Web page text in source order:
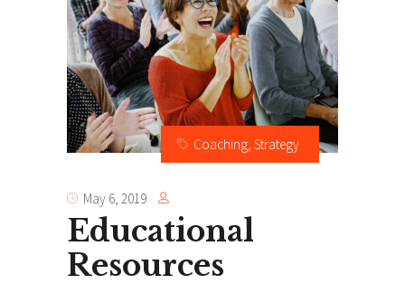
Coaching, Strategy
May 6, 2019
Educational
Resources